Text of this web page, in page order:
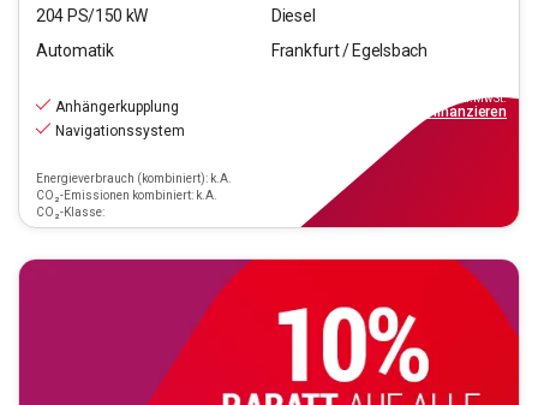
204 PS/150 kW
Diesel
Automatik
Frankfurt / Egelsbach
Anhängerkupplung
Navigationssystem
Energieverbrauch (kombiniert): k.A.
CO₂-Emissionen kombiniert: k.A.
CO₂-Klasse:
inkl.MwSt.
finanzieren